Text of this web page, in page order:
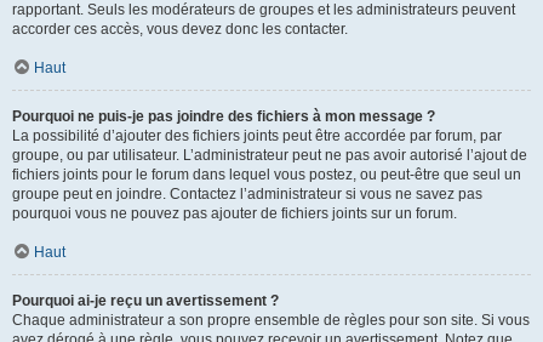
rapportant. Seuls les modérateurs de groupes et les administrateurs peuvent
accorder ces accès, vous devez donc les contacter.
Haut
Pourquoi ne puis-je pas joindre des fichiers à mon message ?
La possibilité d’ajouter des fichiers joints peut être accordée par forum, par
groupe, ou par utilisateur. L’administrateur peut ne pas avoir autorisé l’ajout de
fichiers joints pour le forum dans lequel vous postez, ou peut-être que seul un
groupe peut en joindre. Contactez l’administrateur si vous ne savez pas
pourquoi vous ne pouvez pas ajouter de fichiers joints sur un forum.
Haut
Pourquoi ai-je reçu un avertissement ?
Chaque administrateur a son propre ensemble de règles pour son site. Si vous